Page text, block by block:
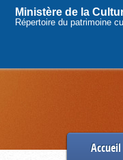
Ministère de la
Répertoire du patrimoine
Accueil